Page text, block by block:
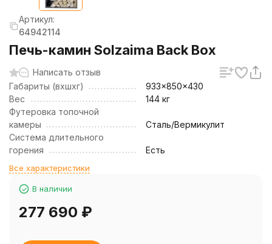
Артикул:
64942114
Печь-камин Solzaima Back Box
Написать отзыв
Габариты (вхшхг)
933x850x430
Вес
144 кг
Футеровка топочной
камеры
Сталь/Вермикулит
Система длительного
горения
Есть
Все характеристики
В наличии
277 690 ₽